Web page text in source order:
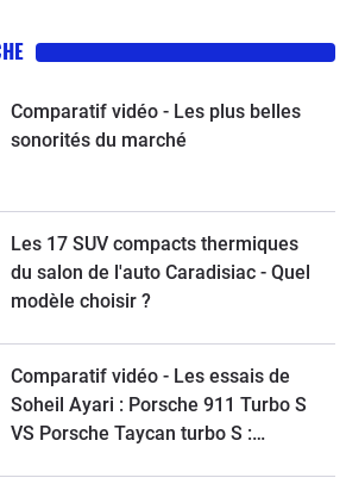
Comparatif vidéo - Les plus belles
sonorités du marché
Les 17 SUV compacts thermiques
du salon de l'auto Caradisiac - Quel
modèle choisir ?
Comparatif vidéo - Les essais de
Soheil Ayari : Porsche 911 Turbo S
VS Porsche Taycan turbo S :